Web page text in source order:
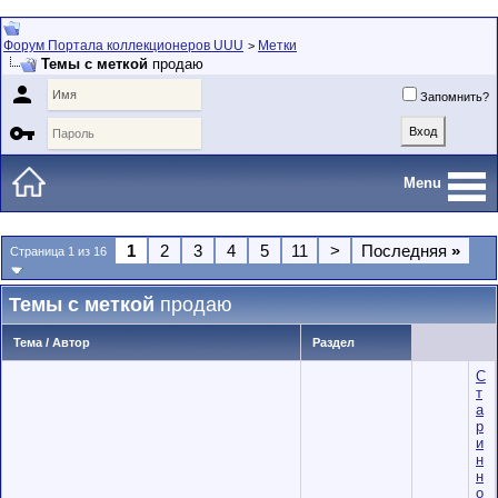
Форум Портала коллекционеров UUU > Метки
Темы с меткой продаю
 Запомнить?

Menu
Страница 1 из 16 1 2 3 4 5 11 > Последняя »
Темы с меткойпродаю
Тема / Автор Раздел
С
т
а
р
и
н
н
о